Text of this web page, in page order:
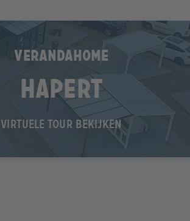
VERANDAHOME
Hapert
VIRTUELE TOUR BEKIJKEN